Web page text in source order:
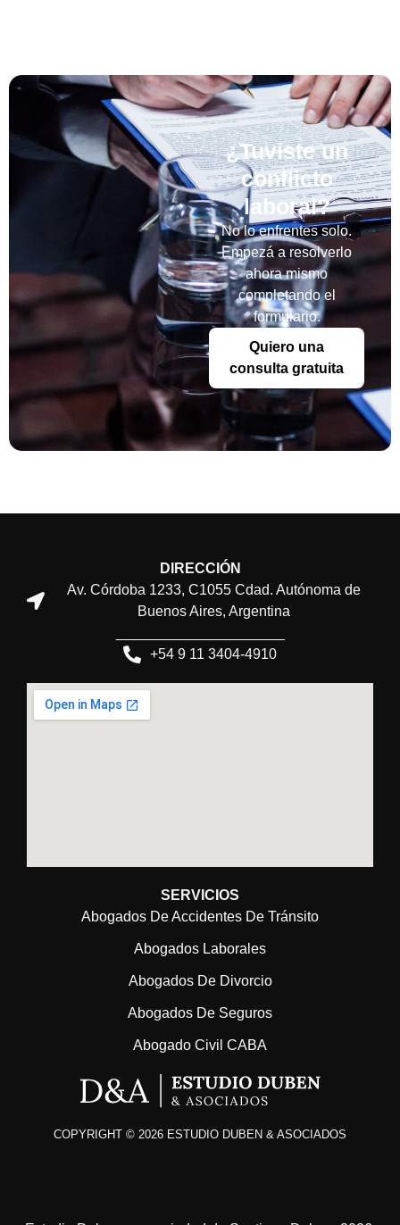
¿Tuviste un
conflicto
laboral?
No lo enfrentes solo.
Empezá a resolverlo
ahora mismo
completando el
formulario.
Quiero una
consulta gratuita
COPYRIGHT © 2026 ESTUDIO DUBEN & ASOCIADOS
DIRECCIÓN
Av. Córdoba 1233, C1055 Cdad. Autónoma de
Buenos Aires, Argentina
+54 9 11 3404-4910
SERVICIOS
Abogados De Accidentes De Tránsito
Abogados Laborales
Abogados De Divorcio
Abogados De Seguros
Abogado Civil CABA